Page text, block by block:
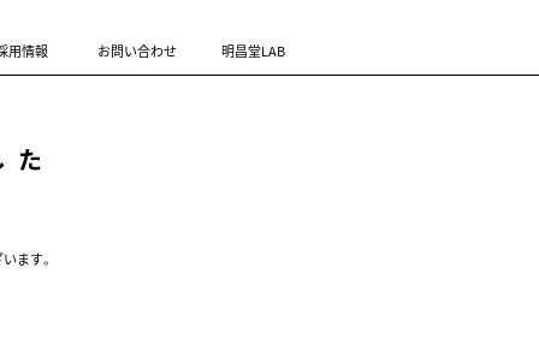
用情報 お問い合わせ 明昌堂LAB
ます。